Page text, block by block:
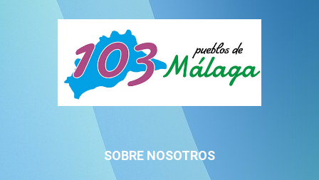
SOBRE NOSOTROS